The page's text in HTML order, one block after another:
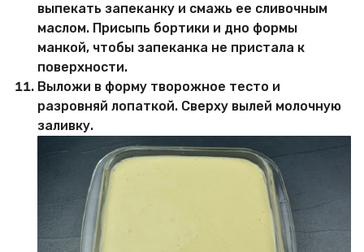
выпекать запеканку и смажь ее сливочным
маслом. Присыпь бортики и дно формы
манкой, чтобы запеканка не пристала к
поверхности.
Выложи в форму творожное тесто и
разровняй лопаткой. Сверху вылей молочную
заливку.